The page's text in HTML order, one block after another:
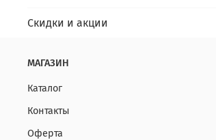
Скидки и акции
МАГАЗИН
Каталог
Контакты
Оферта